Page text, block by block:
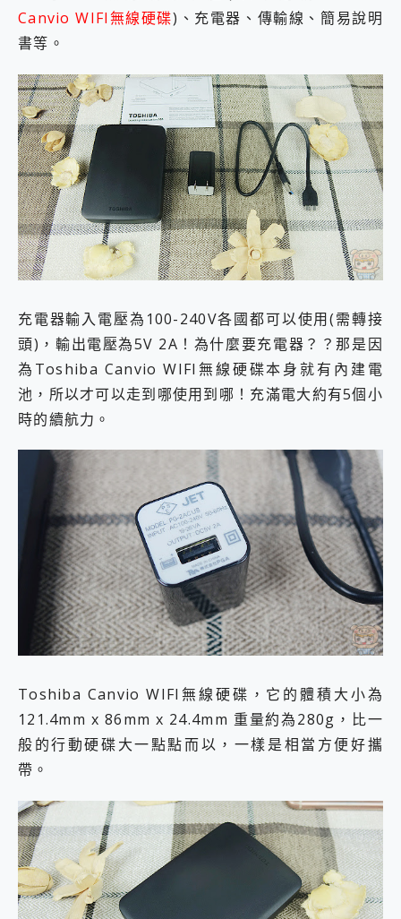
Canvio WIFI無線硬碟)、充電器、傳輸線、簡易說明
書等。
充電器輸入電壓為100-240V各國都可以使用(需轉接
頭)，輸出電壓為5V 2A！為什麼要充電器？？那是因
為Toshiba Canvio WIFI無線硬碟本身就有內建電
池，所以才可以走到哪使用到哪！充滿電大約有5個小
時的續航力。
Toshiba Canvio WIFI無線硬碟，它的體積大小為
121.4mm x 86mm x 24.4mm 重量約為280g，比一
般的行動硬碟大一點點而以，一樣是相當方便好攜
帶。